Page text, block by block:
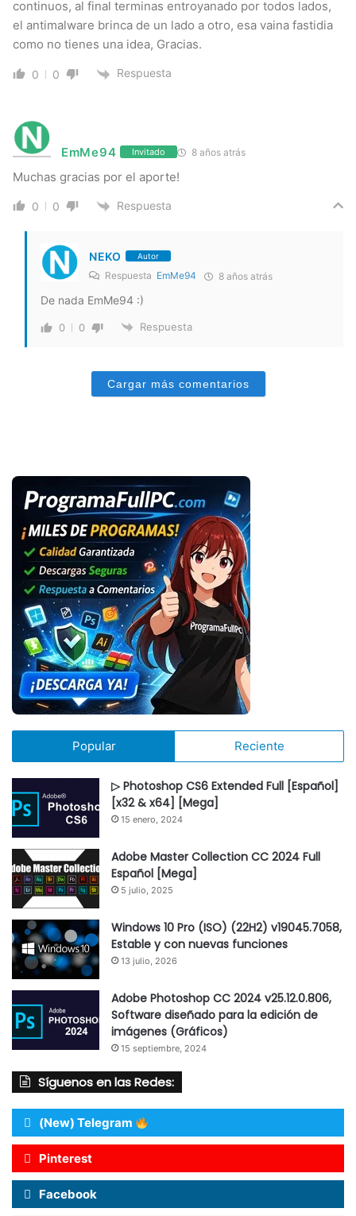
continuos, al final terminas entroyanado por todos lados,
el antimalware brinca de un lado a otro, esa vaina fastidia
como no tienes una idea, Gracias.
0 0 Respuesta
EmMe94 Invitado 8 años atrás
Muchas gracias por el aporte!
0 0 Respuesta
NEKO Autor
Respuesta EmMe94 8 años atrás
De nada EmMe94 :)
0 0 Respuesta
Cargar más comentarios
Popular Reciente
▷ Photoshop CS6 Extended Full [Español]
[x32 & x64] [Mega]
15 enero, 2024
Adobe Master Collection CC 2024 Full
Español [Mega]
5 julio, 2025
Windows 10 Pro (ISO) (22H2) v19045.7058,
Estable y con nuevas funciones
13 julio, 2026
Adobe Photoshop CC 2024 v25.12.0.806,
Software diseñado para la edición de
imágenes (Gráficos)
15 septiembre, 2024
Síguenos en las Redes:
(New) Telegram
Pinterest
Facebook